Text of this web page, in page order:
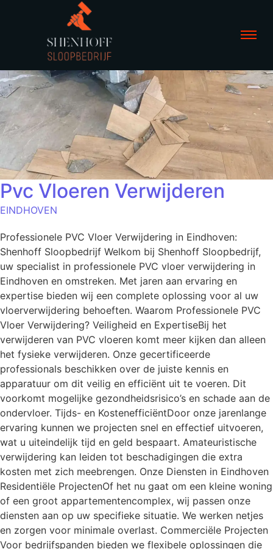
Pvc Vloeren Verwijderen
EINDHOVEN
Professionele PVC Vloer Verwijdering in Eindhoven:
Shenhoff Sloopbedrijf Welkom bij Shenhoff Sloopbedrijf,
uw specialist in professionele PVC vloer verwijdering in
Eindhoven en omstreken. Met jaren aan ervaring en
expertise bieden wij een complete oplossing voor al uw
vloerverwijdering behoeften. Waarom Professionele PVC
Vloer Verwijdering? Veiligheid en ExpertiseBij het
verwijderen van PVC vloeren komt meer kijken dan alleen
het fysieke verwijderen. Onze gecertificeerde
professionals beschikken over de juiste kennis en
apparatuur om dit veilig en efficiënt uit te voeren. Dit
voorkomt mogelijke gezondheidsrisico’s en schade aan de
ondervloer. Tijds- en KostenefficiëntDoor onze jarenlange
ervaring kunnen we projecten snel en effectief uitvoeren,
wat u uiteindelijk tijd en geld bespaart. Amateuristische
verwijdering kan leiden tot beschadigingen die extra
kosten met zich meebrengen. Onze Diensten in Eindhoven
Residentiële ProjectenOf het nu gaat om een kleine woning
of een groot appartementencomplex, wij passen onze
diensten aan op uw specifieke situatie. We werken netjes
en zorgen voor minimale overlast. Commerciële Projecten
Voor bedrijfspanden bieden we flexibele oplossingen die